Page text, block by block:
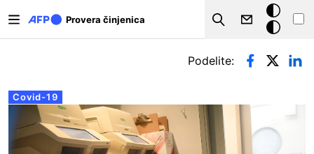
Provera činjenica
Search
Tamna
pozadina
Примарни табови
Covid-19
Podelite: